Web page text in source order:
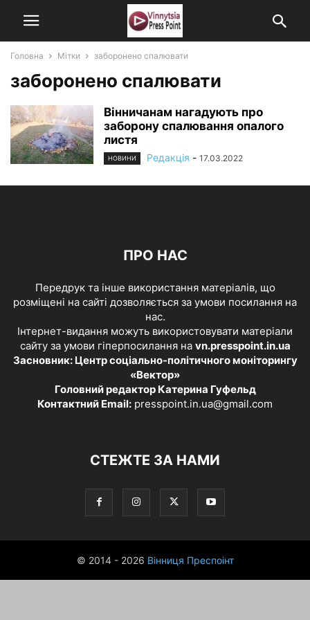
Головна Мітки заборонено спалювати
заборонено спалювати
Вінничанам нагадують про
заборону спалювання опалого
листя
НОВИНИ Редакція - 17.03.2022
ПРО НАС
Передрук та інше використання матеріалів, що
розміщені на сайті дозволяється за умови посилання на
нас.
Інтернет-видання можуть використовувати матеріали
сайту за умови гіперпосилання на vn.presspoint.in.ua
Засновник: Центр соціально-політичного моніторингу
«Вектор»
Головний редактор Катерина Гуфельд
Контактний Email: presspoint.in.ua@gmail.com
СТЕЖТЕ ЗА НАМИ
© 2014 - 2026 Вінниця Преспоінт